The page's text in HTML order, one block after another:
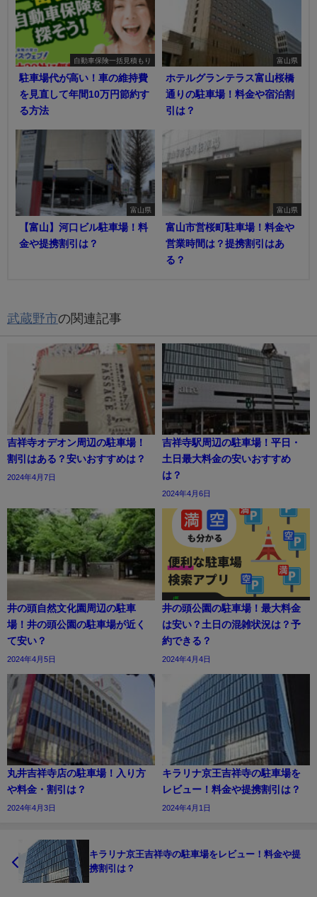
自動車保険一括見積もり
駐車場代が高い！車の維持費
を見直して年間10万円節約す
る方法
富山県
ホテルグランテラス富山桜橋
通りの駐車場！料金や宿泊割
引は？
富山県
【富山】河口ビル駐車場！料
金や提携割引は？
富山県
富山市営桜町駐車場！料金や
営業時間は？提携割引はあ
る？
武蔵野市の関連記事
吉祥寺オデオン周辺の駐車場！
割引はある？安いおすすめは？
2024年4月7日
吉祥寺駅周辺の駐車場！平日・
土日最大料金の安いおすすめ
は？
2024年4月6日
井の頭自然文化園周辺の駐車
場！井の頭公園の駐車場が近く
て安い？
2024年4月5日
井の頭公園の駐車場！最大料金
は安い？土日の混雑状況は？予
約できる？
2024年4月4日
丸井吉祥寺店の駐車場！入り方
や料金・割引は？
2024年4月3日
キラリナ京王吉祥寺の駐車場を
レビュー！料金や提携割引は？
2024年4月1日
キラリナ京王吉祥寺の駐車場をレビュー！料金や提
携割引は？